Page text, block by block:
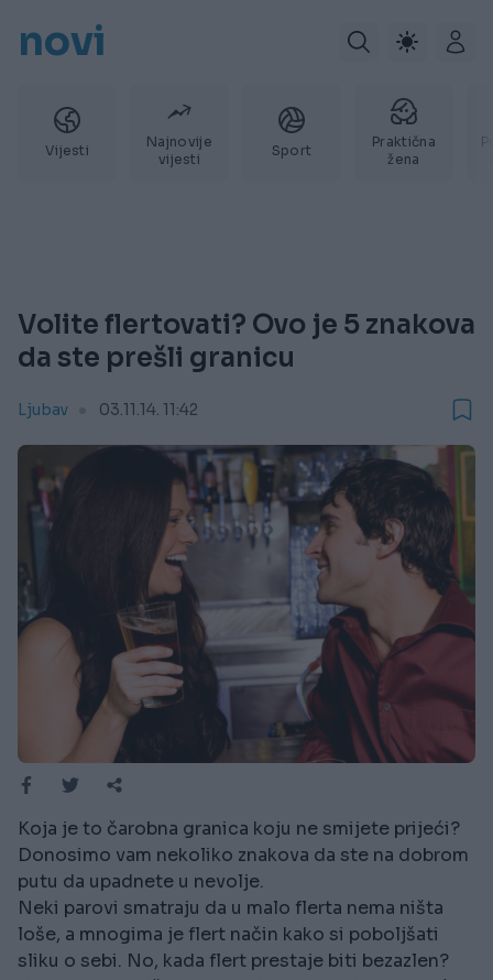
novi
Vijesti
Najnovije
vijesti
Sport
Praktična
žena
Volite flertovati? Ovo je 5 znakova
da ste prešli granicu
Ljubav 03.11.14. 11:42
Koja je to čarobna granica koju ne smijete prijeći?
Donosimo vam nekoliko znakova da ste na dobrom
putu da upadnete u nevolje.
Neki parovi smatraju da u malo flerta nema ništa
loše, a mnogima je flert način kako si poboljšati
sliku o sebi. No, kada flert prestaje biti bezazlen?